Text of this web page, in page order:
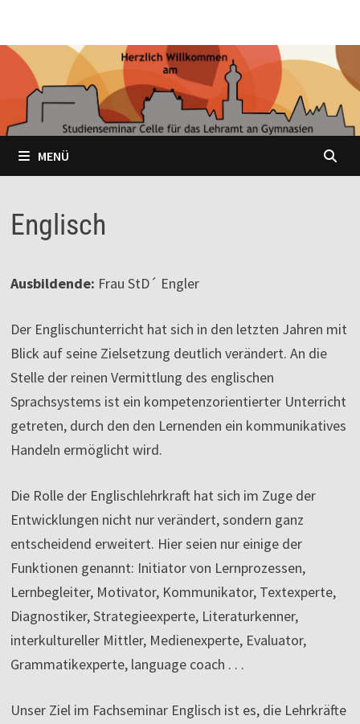
springen
MENÜ
Englisch
Ausbildende: Frau StD´ Engler
Der Englischunterricht hat sich in den letzten Jahren mit
Blick auf seine Zielsetzung deutlich verändert. An die
Stelle der reinen Vermittlung des englischen
Sprachsystems ist ein kompetenzorientierter Unterricht
getreten, durch den den Lernenden ein kommunikatives
Handeln ermöglicht wird.
Die Rolle der Englischlehrkraft hat sich im Zuge der
Entwicklungen nicht nur verändert, sondern ganz
entscheidend erweitert. Hier seien nur einige der
Funktionen genannt: Initiator von Lernprozessen,
Lernbegleiter, Motivator, Kommunikator, Textexperte,
Diagnostiker, Strategieexperte, Literaturkenner,
interkultureller Mittler, Medienexperte, Evaluator,
Grammatikexperte, language coach . . .
Unser Ziel im Fachseminar Englisch ist es, die Lehrkräfte